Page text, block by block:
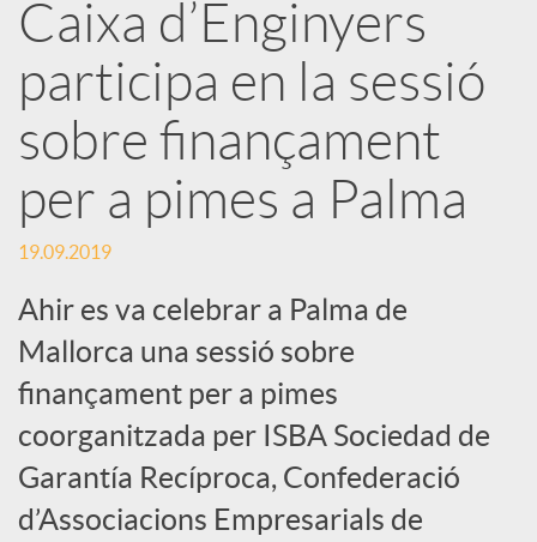
r
x
e
s
S
o
c
Caixa d’Enginyers
participa en la sessió
sobre finançament
per a pimes a Palma
19.09.2019
Ahir es va celebrar a Palma de
Mallorca una sessió sobre
finançament per a pimes
coorganitzada per ISBA Sociedad de
Garantía Recíproca, Confederació
d’Associacions Empresarials de